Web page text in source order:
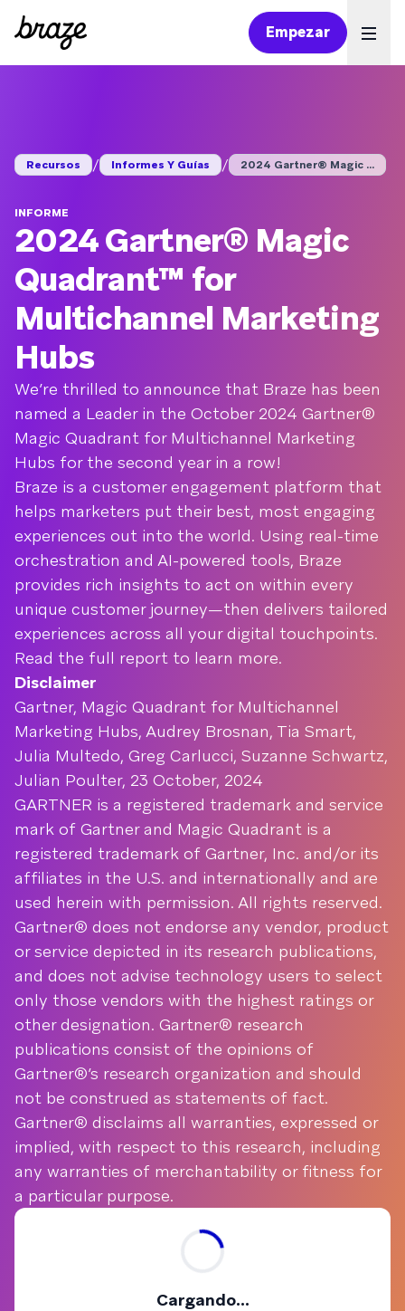
Empezar
Recursos / Informes Y Guías / 2024 Gartner® Magic ...
INFORME
2024 Gartner® Magic
Quadrant™ for
Multichannel Marketing
Hubs
We’re thrilled to announce that Braze has been
named a Leader in the October 2024 Gartner®
Magic Quadrant for Multichannel Marketing
Hubs for the second year in a row!
Braze is a customer engagement platform that
helps marketers put their best, most engaging
experiences out into the world. Using real-time
orchestration and AI-powered tools, Braze
provides rich insights to act on within every
unique customer journey—then delivers tailored
experiences across all your digital touchpoints.
Read the full report to learn more.
Disclaimer
Gartner, Magic Quadrant for Multichannel
Marketing Hubs, Audrey Brosnan, Tia Smart,
Julia Multedo, Greg Carlucci, Suzanne Schwartz,
Julian Poulter, 23 October, 2024
GARTNER is a registered trademark and service
mark of Gartner and Magic Quadrant is a
registered trademark of Gartner, Inc. and/or its
affiliates in the U.S. and internationally and are
used herein with permission. All rights reserved.
Gartner® does not endorse any vendor, product
or service depicted in its research publications,
and does not advise technology users to select
only those vendors with the highest ratings or
other designation. Gartner® research
publications consist of the opinions of
Gartner®’s research organization and should
not be construed as statements of fact.
Gartner® disclaims all warranties, expressed or
implied, with respect to this research, including
any warranties of merchantability or fitness for
a particular purpose.
Cargando...